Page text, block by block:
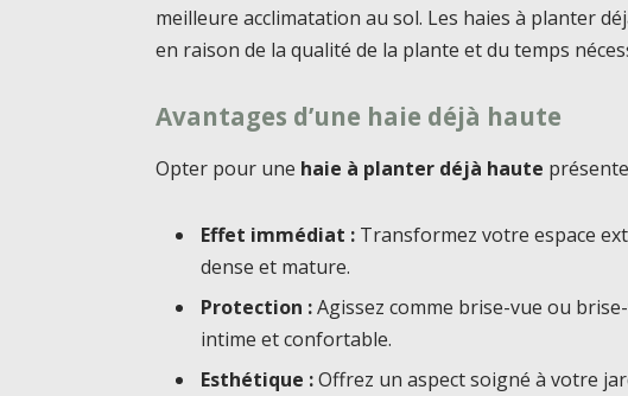
meilleure acclimatation au sol. Les haies à planter
en raison de la qualité de la plante et du temps
Avantages d’une haie déjà haute
Opter pour une haie à planter déjà haute
Effet immédiat : Transformez votre espace
dense et mature.
Protection :Agissez comme brise-vue ou
intime et confortable.
Esthétique :Offrez un aspect soigné à votre